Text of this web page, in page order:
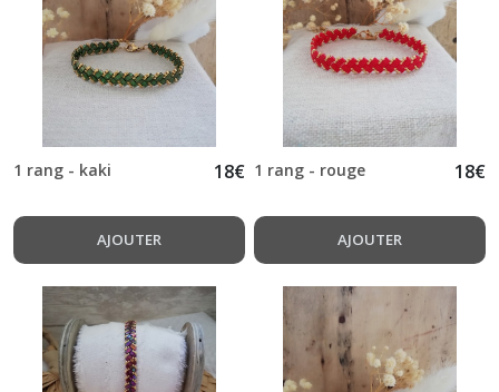
1 rang - kaki 18€
AJOUTER
1 rang - rouge 18€
AJOUTER